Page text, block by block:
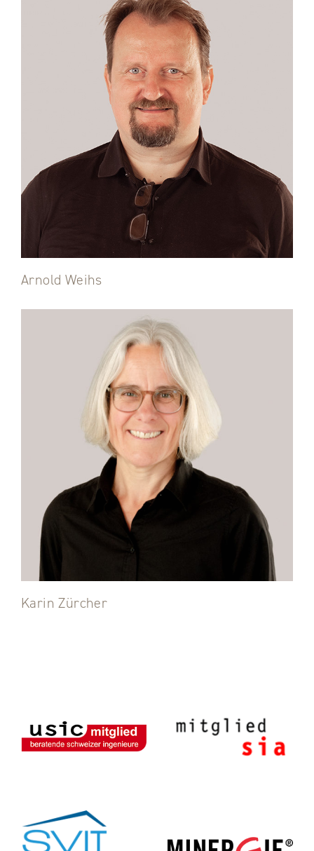
Arnold Weihs
Karin Zürcher